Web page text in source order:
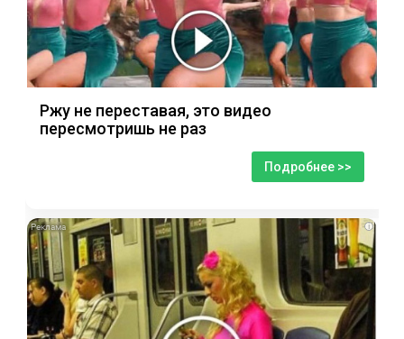
Ржу не переставая, это видео
пересмотришь не раз
Подробнее >>
i